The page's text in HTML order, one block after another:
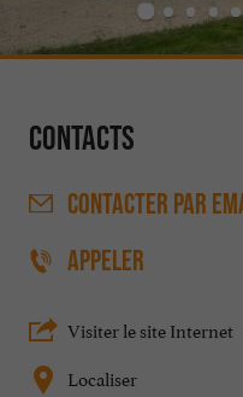
Contacts
CONTACTER PAR
APPELER
Visiter le site Internet
Localiser